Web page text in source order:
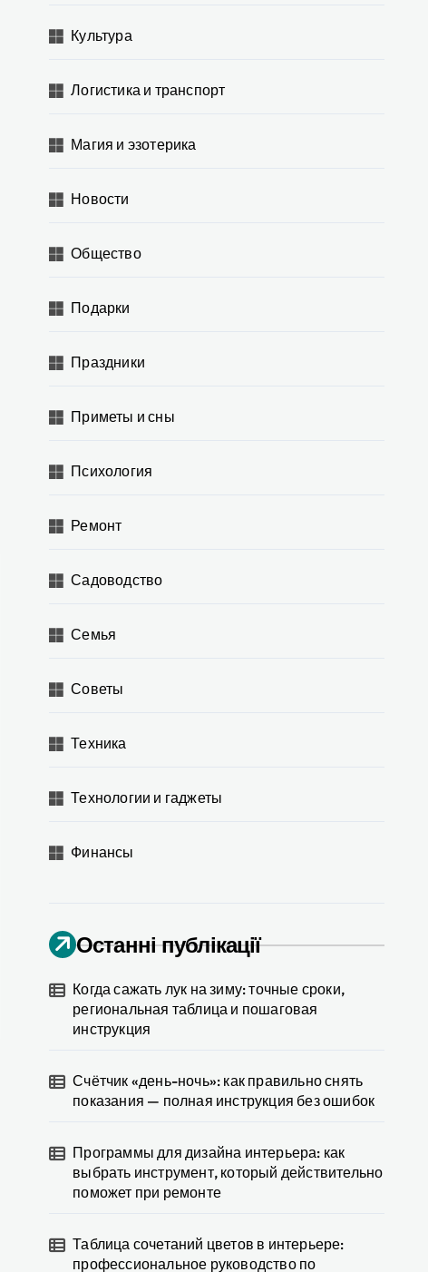
Культура
Логистика и транспорт
Магия и эзотерика
Новости
Общество
Подарки
Праздники
Приметы и сны
Психология
Ремонт
Садоводство
Семья
Советы
Техника
Технологии и гаджеты
Финансы
Останні публікації
Когда сажать лук на зиму: точные сроки,
региональная таблица и пошаговая
инструкция
Счётчик «день-ночь»: как правильно снять
показания — полная инструкция без ошибок
Программы для дизайна интерьера: как
выбрать инструмент, который действительно
поможет при ремонте
Таблица сочетаний цветов в интерьере:
профессиональное руководство по